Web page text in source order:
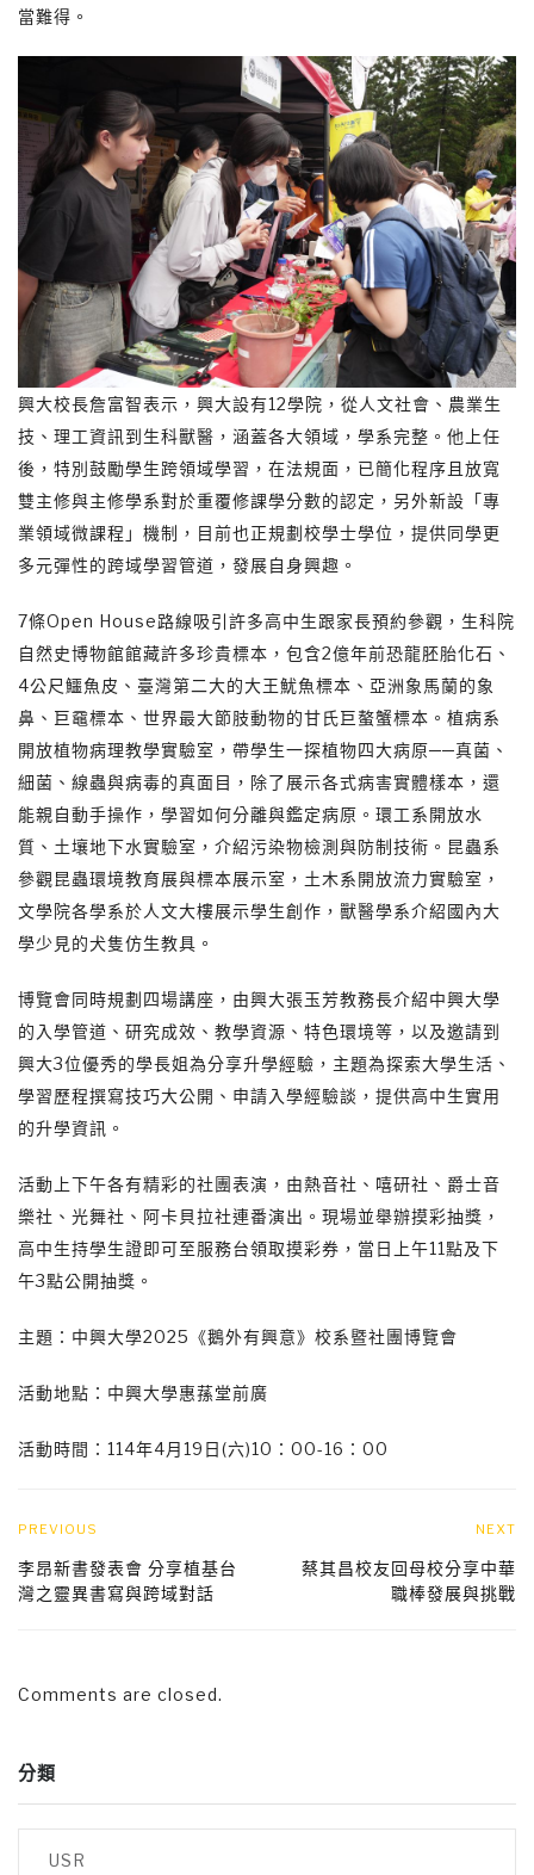
當難得。
興大校長詹富智表示，興大設有12學院，從人文社會、農業生
技、理工資訊到生科獸醫，涵蓋各大領域，學系完整。他上任
後，特別鼓勵學生跨領域學習，在法規面，已簡化程序且放寬
雙主修與主修學系對於重覆修課學分數的認定，另外新設「專
業領域微課程」機制，目前也正規劃校學士學位，提供同學更
多元彈性的跨域學習管道，發展自身興趣。
7條Open House路線吸引許多高中生跟家長預約參觀，生科院
自然史博物館館藏許多珍貴標本，包含2億年前恐龍胚胎化石、
4公尺鱷魚皮、臺灣第二大的大王魷魚標本、亞洲象馬蘭的象
鼻、巨黿標本、世界最大節肢動物的甘氏巨螯蟹標本。植病系
開放植物病理教學實驗室，帶學生一探植物四大病原──真菌、
細菌、線蟲與病毒的真面目，除了展示各式病害實體樣本，還
能親自動手操作，學習如何分離與鑑定病原。環工系開放水
質、土壤地下水實驗室，介紹污染物檢測與防制技術。昆蟲系
參觀昆蟲環境教育展與標本展示室，土木系開放流力實驗室，
文學院各學系於人文大樓展示學生創作，獸醫學系介紹國內大
學少見的犬隻仿生教具。
博覽會同時規劃四場講座，由興大張玉芳教務長介紹中興大學
的入學管道、研究成效、教學資源、特色環境等，以及邀請到
興大3位優秀的學長姐為分享升學經驗，主題為探索大學生活、
學習歷程撰寫技巧大公開、申請入學經驗談，提供高中生實用
的升學資訊。
活動上下午各有精彩的社團表演，由熱音社、嘻研社、爵士音
樂社、光舞社、阿卡貝拉社連番演出。現場並舉辦摸彩抽獎，
高中生持學生證即可至服務台領取摸彩券，當日上午11點及下
午3點公開抽獎。
主題：中興大學2025《鵝外有興意》校系暨社團博覽會
活動地點：中興大學惠蓀堂前廣
活動時間：114年4月19日(六)10：00-16：00
PREVIOUS
李昂新書發表會 分享植基台
灣之靈異書寫與跨域對話
NEXT
蔡其昌校友回母校分享中華
職棒發展與挑戰
Comments are closed.
分類
USR